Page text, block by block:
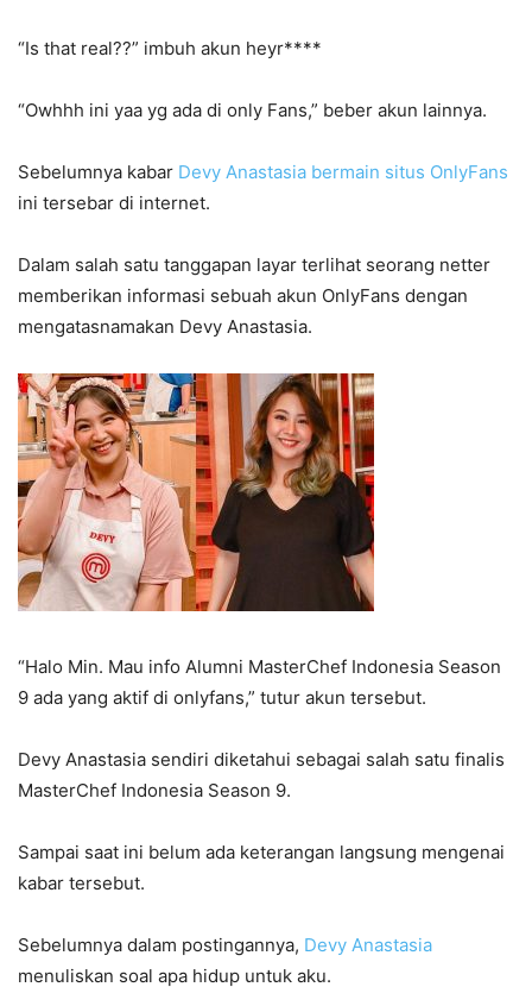
“Is that real??” imbuh akun heyr****
“Owhhh ini yaa yg ada di only Fans,” beber akun lainnya.
Sebelumnya kabar Devy Anastasia bermain situs OnlyFans
ini tersebar di internet.
Dalam salah satu tanggapan layar terlihat seorang netter
memberikan informasi sebuah akun OnlyFans dengan
mengatasnamakan Devy Anastasia.
“Halo Min. Mau info Alumni MasterChef Indonesia Season
9 ada yang aktif di onlyfans,” tutur akun tersebut.
Devy Anastasia sendiri diketahui sebagai salah satu finalis
MasterChef Indonesia Season 9.
Sampai saat ini belum ada keterangan langsung mengenai
kabar tersebut.
Sebelumnya dalam postingannya, Devy Anastasia
menuliskan soal apa hidup untuk aku.